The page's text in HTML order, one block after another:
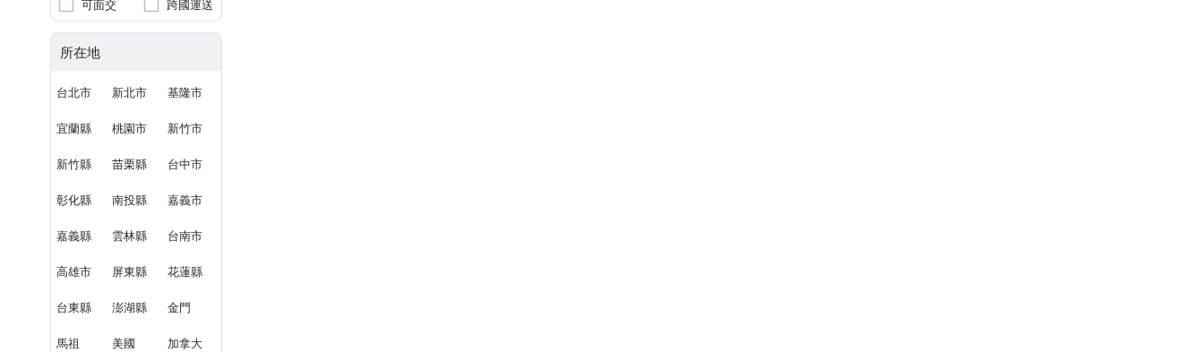
可面交 跨國運送
所在地
台北市 新北市 基隆市
宜蘭縣 桃園市 新竹市
新竹縣 苗栗縣 台中市
彰化縣 南投縣 嘉義市
嘉義縣 雲林縣 台南市
高雄市 屏東縣 花蓮縣
台東縣 澎湖縣 金門
馬祖 美國 加拿大